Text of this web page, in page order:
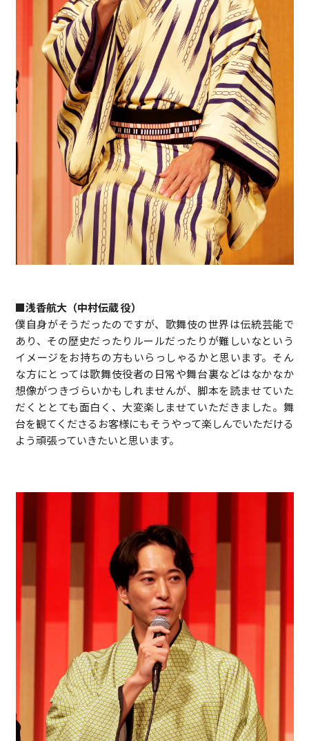
■浅香航大（中村伝蔵 役）
僕自身がそうだったのですが、歌舞伎の世界は伝統芸能で
あり、その歴史だったりルールだったりが難しいなという
イメージをお持ちの方もいらっしゃるかと思います。そん
な方にとっては歌舞伎役者の日常や舞台裏などはなかなか
想像がつきづらいかもしれませんが、脚本を読ませていた
だくととても面白く、大変楽しませていただきました。舞
台を観てくださるお客様にもそうやって楽しんでいただける
よう頑張っていきたいと思います。